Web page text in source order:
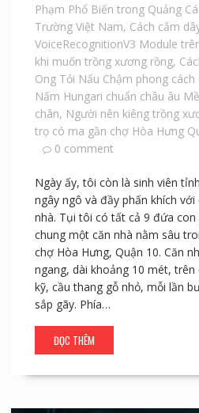
Phạm Phổ Biến trong Quảng
Trường Việt Nam, Cách cắm
VoiceRecognitionV3 Module
khi muốn trồng xương rồng,
Ong Tỏi Nấu Chậm phong cách
Nấm Hungari chuẩn châu âu
chân, Người nên kiêng trồng
trọ có ma gần chợ Hòa Hưng
0 comment
Ngày ấy, tôi còn là sinh viên
ngây ngô và đầy phấn khích
nhà. Tụi tôi có tất cả 9 đứa
chung một căn nhà nằm sâu
chợ Hòa Hưng, Quận 10. Căn
ngang, dài khoảng 10 mét,
kỹ, cầu thang gỗ nhỏ, mỗi lần
sắp gãy. Phía…
ĐỌC THÊM